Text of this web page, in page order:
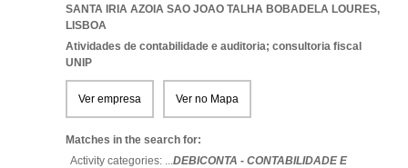
SANTA IRIA AZOIA SAO JOAO TALHA BOBADELA LOURES,
LISBOA
Atividades de contabilidade e auditoria; consultoria fiscal
UNIP
Ver empresa Ver no Mapa
Matches in the search for:
Activity categories: ...DEBICONTA - CONTABILIDADE E